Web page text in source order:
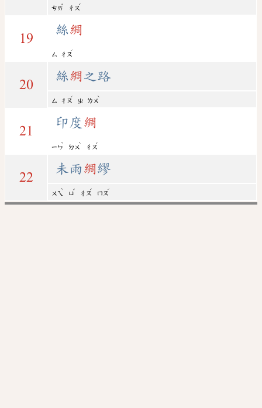
ㄘㄞ
ˇ
ㄔㄡ
ˊ
19
絲綢
ㄙ ㄔㄡ
ˊ
20
絲綢之路
ㄙ ㄔㄡ
ˊ
ㄓ ㄌㄨ
ˋ
21
印度 綢
ㄧㄣ
ˋ
ㄉㄨ
ˋ
ㄔㄡ
ˊ
22
未雨 綢繆
ㄨㄟ
ˋ
ㄩ
ˇ
ㄔㄡ
ˊ
ㄇㄡ
ˊ